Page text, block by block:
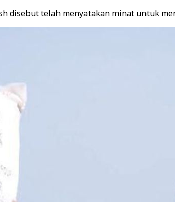
disebut telah menyatakan minat untuk